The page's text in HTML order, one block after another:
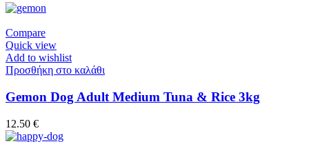
Compare
Quick view
Add to wishlist
Προσθήκη στο καλάθι
Gemon Dog Adult Medium Tuna & Rice 3kg
12.50 €